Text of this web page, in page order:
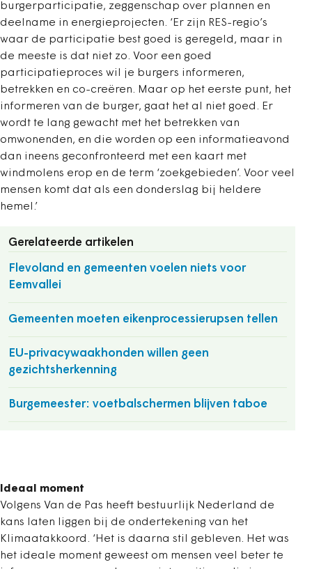
burgerparticipatie, zeggenschap over plannen en
deelname in energieprojecten. ‘Er zijn RES-regio’s
waar de participatie best goed is geregeld, maar in
de meeste is dat niet zo. Voor een goed
participatieproces wil je burgers informeren,
betrekken en co-creëren. Maar op het eerste punt, het
informeren van de burger, gaat het al niet goed. Er
wordt te lang gewacht met het betrekken van
omwonenden, en die worden op een informatieavond
dan ineens geconfronteerd met een kaart met
windmolens erop en de term ‘zoekgebieden’. Voor veel
mensen komt dat als een donderslag bij heldere
hemel.’
Gerelateerde artikelen
Flevoland en gemeenten voelen niets voor
Eemvallei
Gemeenten moeten eikenprocessierupsen tellen
EU-privacywaakhonden willen geen
gezichtsherkenning
Burgemeester: voetbalschermen blijven taboe
Ideaal moment
Volgens Van de Pas heeft bestuurlijk Nederland de
kans laten liggen bij de ondertekening van het
Klimaatakkoord. ‘Het is daarna stil gebleven. Het was
het ideale moment geweest om mensen veel beter te